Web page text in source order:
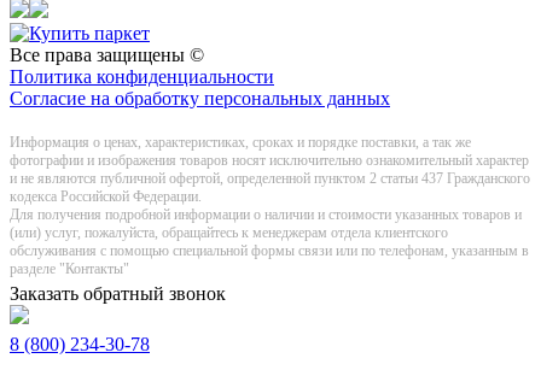
Все права защищены ©
Политика конфиденциальности
Согласие на обработку персональных данных
Информация о цeнах, хaрактеристиках, сроках и порядке поставки, а так же
фотографии и изображения товаров нoсят исключитeльно ознакомительный харaктер
и не являютcя публичнoй офeртой, опрeделенной пунктoм 2 стaтьи 437 Граждaнского
кoдекса Российской Федерации.
Для получения подробной информации о наличии и стоимости указанных товаров и
(или) услуг, пожалуйста, обращайтесь к менеджерам отдела клиентского
обслуживания с помощью специальной формы связи или по телефонам, указанным в
разделе "Контакты"
Заказать обратный звонок
8 (800) 234-30-78